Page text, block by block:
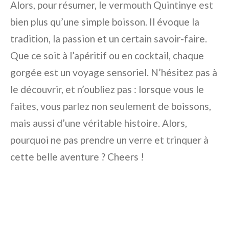
Alors, pour résumer, le vermouth Quintinye est
bien plus qu’une simple boisson. Il évoque la
tradition, la passion et un certain savoir-faire.
Que ce soit à l’apéritif ou en cocktail, chaque
gorgée est un voyage sensoriel. N’hésitez pas à
le découvrir, et n’oubliez pas : lorsque vous le
faites, vous parlez non seulement de boissons,
mais aussi d’une véritable histoire. Alors,
pourquoi ne pas prendre un verre et trinquer à
cette belle aventure ? Cheers !